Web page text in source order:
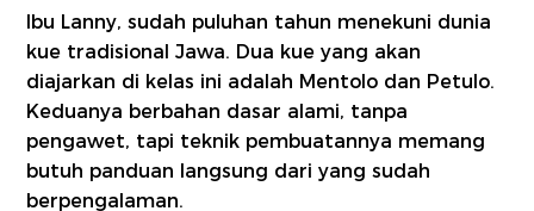
Ibu Lanny, sudah puluhan tahun menekuni dunia
kue tradisional Jawa. Dua kue yang akan
diajarkan di kelas ini adalah Mentolo dan Petulo.
Keduanya berbahan dasar alami, tanpa
pengawet, tapi teknik pembuatannya memang
butuh panduan langsung dari yang sudah
berpengalaman.